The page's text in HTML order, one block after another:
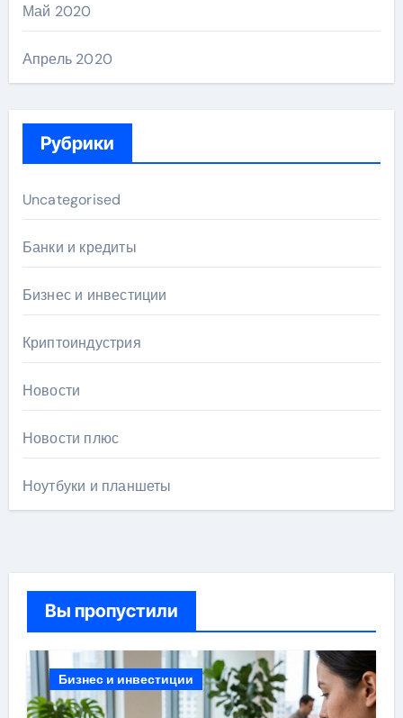
Май 2020
Апрель 2020
Рубрики
Uncategorised
Банки и кредиты
Бизнес и инвестиции
Криптоиндустрия
Новости
Новости плюс
Ноутбуки и планшеты
Вы пропустили
Бизнес и инвестиции